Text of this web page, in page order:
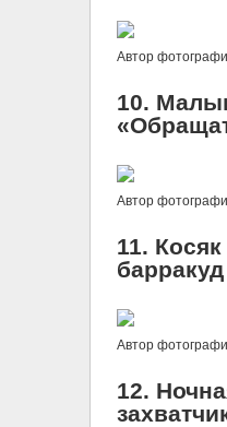
Автор
10.
Автор
11.
Автор
12.